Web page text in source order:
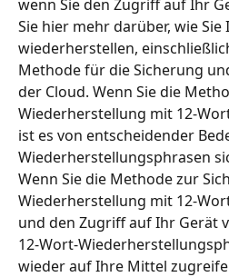
wenn Sie den Zugriff auf Ihr
Sie hier mehr darüber, wie
wiederherstellen,
Methode für die Sicherung
der Cloud. Wenn Sie die
Wiederherstellung mit 12-
ist es von entscheidender
Wiederherstellungsphrasen
Wenn Sie die Methode zur
Wiederherstellung mit 12-
und den Zugriff auf Ihr Gerät
12-Wort-
wieder auf Ihre Mittel